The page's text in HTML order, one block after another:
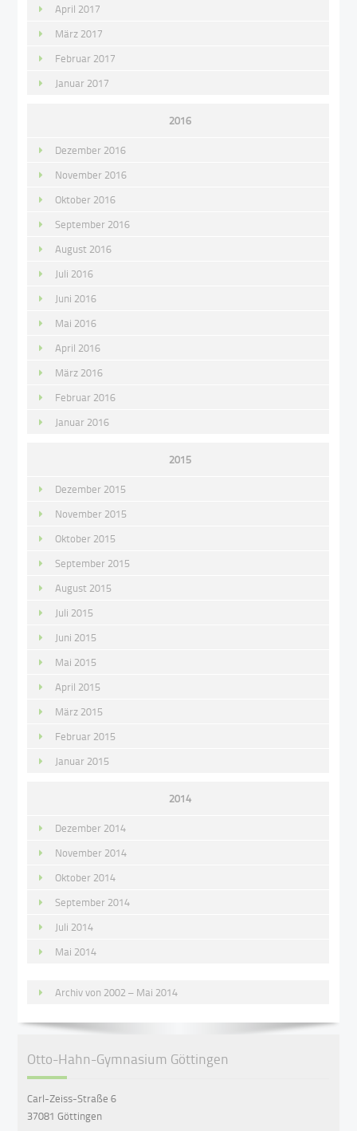
April 2017
März 2017
Februar 2017
Januar 2017
2016
Dezember 2016
November 2016
Oktober 2016
September 2016
August 2016
Juli 2016
Juni 2016
Mai 2016
April 2016
März 2016
Februar 2016
Januar 2016
2015
Dezember 2015
November 2015
Oktober 2015
September 2015
August 2015
Juli 2015
Juni 2015
Mai 2015
April 2015
März 2015
Februar 2015
Januar 2015
2014
Dezember 2014
November 2014
Oktober 2014
September 2014
Juli 2014
Mai 2014
Archiv von 2002 – Mai 2014
Otto-Hahn-Gymnasium Göttingen
Carl-Zeiss-Straße 6
37081 Göttingen